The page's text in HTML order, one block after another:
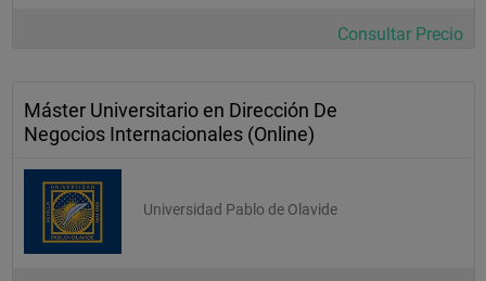
Consultar Precio
Máster Universitario en Dirección De
Negocios Internacionales (Online)
Universidad Pablo de Olavide